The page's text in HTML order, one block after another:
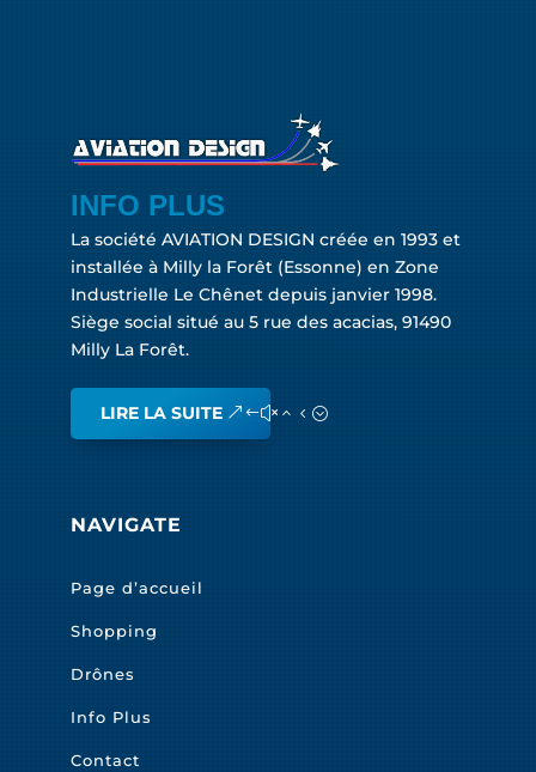
INFO PLUS
La société AVIATION DESIGN créée en 1993 et
installée à Milly la Forêt (Essonne) en Zone
Industrielle Le Chênet depuis janvier 1998.
Siège social situé au 5 rue des acacias, 91490
Milly La Forêt.
LIRE LA SUITE
NAVIGATE
Page d’accueil
Shopping
Drônes
Info Plus
Contact